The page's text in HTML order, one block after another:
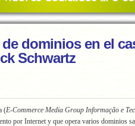
dominios en el
Schwartz
(E-Commerce Media Group Informação e
por Internet y que opera varios dominios